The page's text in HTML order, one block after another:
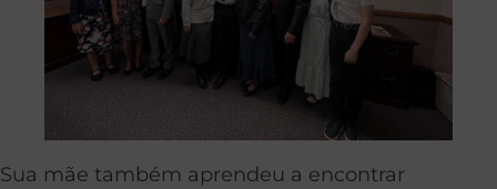
Sua mãe também aprendeu a encontrar